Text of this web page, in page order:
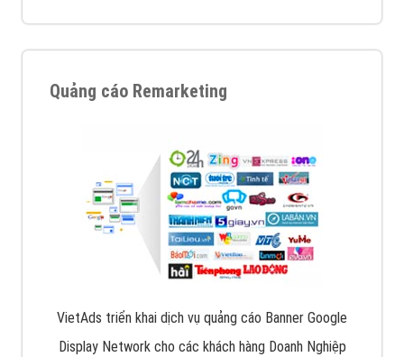
Quảng cáo Remarketing
VietAds triển khai dịch vụ quảng cáo Banner Google
Display Network cho các khách hàng Doanh Nghiệp